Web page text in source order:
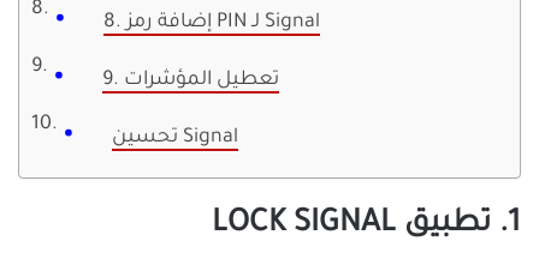
8. إضافة رمز PIN لـ Signal
9. تعطيل المؤشرات
تحسين Signal
1. تطبيق LOCK SIGNAL